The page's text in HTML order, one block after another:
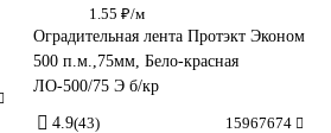
1.55 ₽/м
Оградительная лента Протэкт Эконом
500 п.м.,75мм, Бело-красная
ЛО-500/75 Э б/кр
4.9(43) 15967674